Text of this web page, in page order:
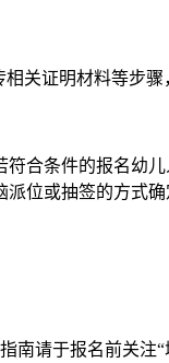
关证明材料等步骤
条件的报名幼
位或抽签的方式
请于报名前关注“